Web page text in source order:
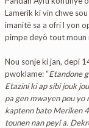
Lamerik ki vin chwe
imanitè sa a ofri l yon
pimpe deyò tout moun
Nou sonje ki jan, depi
pwoklame: “Etandone
Etazini ki ap sibi jouk
pa gen mwayen pou
kaptenn bato Meriken
tounen nan peyi a.